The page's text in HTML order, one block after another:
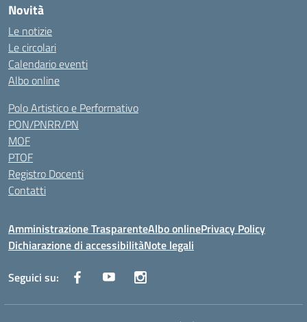
Novità
Le notizie
Le circolari
Calendario eventi
Albo online
Polo Artistico e Performativo
PON/PNRR/PN
MOF
PTOF
Registro Docenti
Contatti
Amministrazione TrasparenteAlbo onlinePrivacy Policy
Dichiarazione di accessibilitàNote legali
Seguici su: